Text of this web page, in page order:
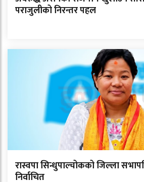
पराजुलीको निरन्तर पहल
रास्वपा सिन्धुपाल्चोकको जिल्ला
निर्वाचित